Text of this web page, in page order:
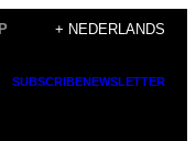
+ NEDERLANDS
SUBSCRIBENEWSLETTER